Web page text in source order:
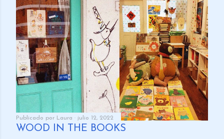
Publicado por Laura julio 12, 2022
WOOD IN THE BOOKS